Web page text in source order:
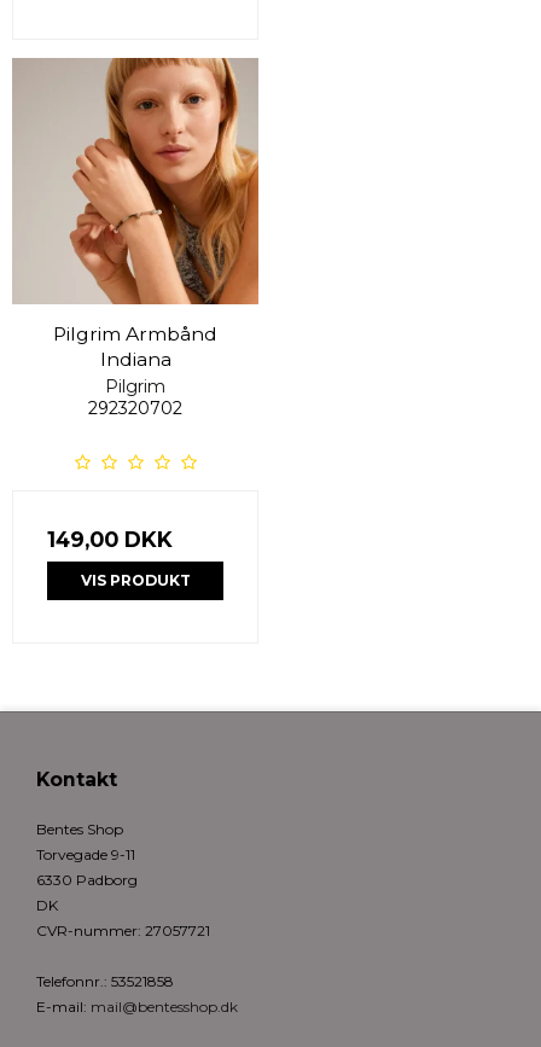
Pilgrim Armbånd
Indiana
Pilgrim
292320702
149,00 DKK
VIS PRODUKT
Kontakt
Bentes Shop
Torvegade 9-11
6330 Padborg
DK
CVR-nummer: 27057721
Telefonnr.: 53521858
E-mail: mail@bentesshop.dk